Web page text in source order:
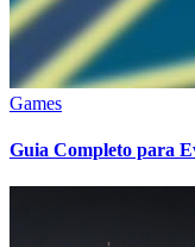
Games
Guia Completo para